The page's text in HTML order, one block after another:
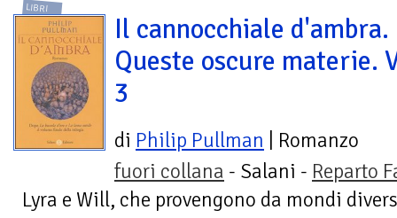
LIBRI
Il cannocchiale d'ambra.
Queste oscure materie.
3
di Philip Pullman | Romanzo
fuori collana - Salani - Reparto
Lyra e Will, che provengono da mondi